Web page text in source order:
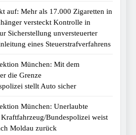
auf: Mehr als 17.000 Zigaretten in
versteckt Kontrolle in
Sicherstellung unversteuerter
eines Steuerstrafverfahrens
München: Mit dem
die Grenze
stellt Auto sicher
München: Unerlaubte
Bundespolizei weist
Moldau zurück